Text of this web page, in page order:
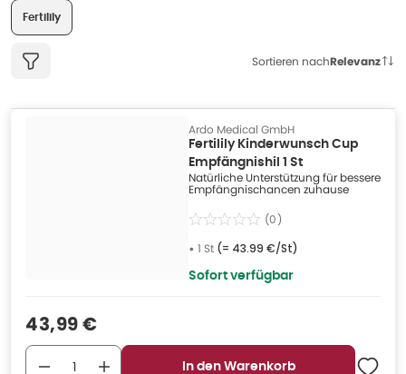
Fertilily
Sortieren nachRelevanz
Ardo Medical GmbH
Fertilily Kinderwunsch Cup
Empfängnishil 1 St
Natürliche Unterstützung für bessere
Empfängnischancen zuhause
(0)
• 1 St (= 43.99 €/St)
Sofort verfügbar
Verkaufspreis
43,99 €
In den Warenkorb